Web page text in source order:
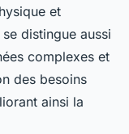
et
distingue aussi
complexes et
des besoins
ainsi la